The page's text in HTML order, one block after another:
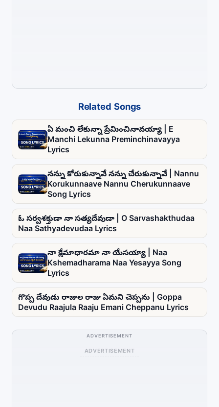
Related Songs
ఏ మంచి లేకున్నా ప్రేమించినావయ్యా | E
Manchi Lekunna Preminchinavayya
Lyrics
నన్ను కోరుకున్నావే నన్ను చేరుకున్నావే | Nannu
Korukunnaave Nannu Cherukunnaave
Song Lyrics
ఓ సర్వశక్తుడా నా సత్యదేవుడా | O Sarvashakthudaa
Naa Sathyadevudaa Lyrics
నా క్షేమాధారమా నా యేసయ్యా | Naa
Kshemadharama Naa Yesayya Song
Lyrics
గొప్ప దేవుడు రాజుల రాజు ఏమని చెప్పను | Goppa
Devudu Raajula Raaju Emani Cheppanu Lyrics
ADVERTISEMENT
ADVERTISEMENT